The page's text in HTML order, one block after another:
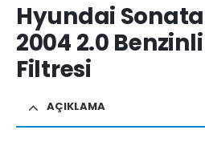
Hyundai Sonata
2004 2.0
Filtresi
AÇIKLAMA